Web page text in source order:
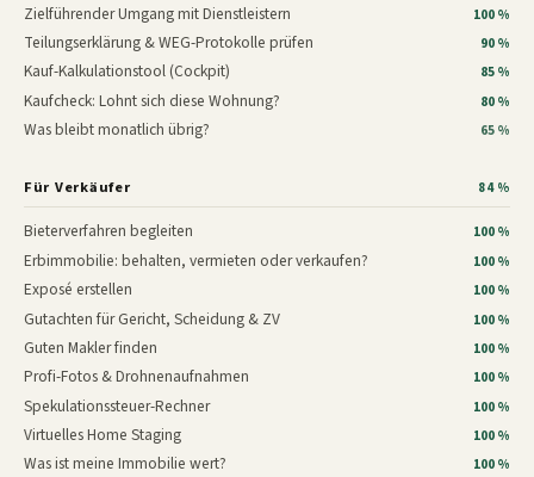
Zielführender Umgang mit Dienstleistern 100 %
Teilungserklärung & WEG-Protokolle prüfen 90 %
Kauf-Kalkulationstool (Cockpit) 85 %
Kaufcheck: Lohnt sich diese Wohnung? 80 %
Was bleibt monatlich übrig? 65 %
Für Verkäufer 84 %
Bieterverfahren begleiten 100 %
Erbimmobilie: behalten, vermieten oder verkaufen? 100 %
Exposé erstellen 100 %
Gutachten für Gericht, Scheidung & ZV 100 %
Guten Makler finden 100 %
Profi-Fotos & Drohnenaufnahmen 100 %
Spekulationssteuer-Rechner 100 %
Virtuelles Home Staging 100 %
Was ist meine Immobilie wert? 100 %